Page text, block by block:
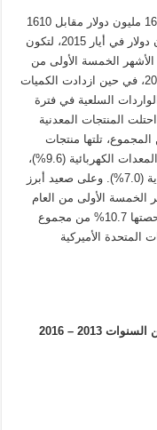
في أيار 2016، بلغت قيمة الواردات السلعية 1630 مليون دولار مقابل 1610
ملايين دولار في الشهر الذي سبق و1481 مليون دولار في أيار 2015، لتكون
قد ازدادت بنسبة 10.9% في الأشهر الخمسة الأولى من
العام 2016 مقارنة مع الفترة ذاتها من العام 2015، في حين ازدادت الكميات
25.1%. وتوزعت الواردات السلعية في فترة
كالآتي: احتلت المنتجات المعدنية
وشكلت حصتها 24.4% من المجموع، تلتها منتجات
الصناعة الكيميائية (11.0%)، فالآلات والأجهزة والمعدات الكهربائية (9.6%)،
ثم معدات النقل (8.7%)، فمنتجات صناعة الأغذية (7.0%). وعلى صعيد أبرز
الخمسة الأولى من العام
2016، حلت الصين في المرتبة الأولى إذ بلغت حصتها 10.7% من مجموع
)7.6%)، ثم الولايات المتحدة الأميركية
2013 – 2016